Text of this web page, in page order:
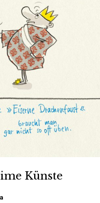
Künste